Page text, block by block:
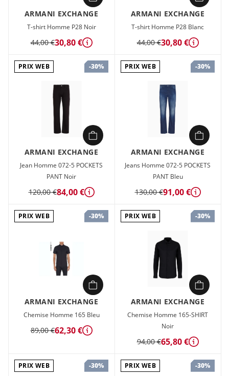
ARMANI EXCHANGE
T-shirt Homme P28 Noir
44,00 €30,80 € Détails
ARMANI EXCHANGE
T-shirt Homme P28 Blanc
44,00 €30,80 € Détails
PRIX WEB -30%
ARMANI EXCHANGE
Jean Homme 072-5 POCKETS
PANT Noir
120,00 €84,00 € Détails
PRIX WEB -30%
ARMANI EXCHANGE
Jeans Homme 072-5 POCKETS
PANT Bleu
130,00 €91,00 € Détails
PRIX WEB -30%
ARMANI EXCHANGE
Chemise Homme 165 Bleu
89,00 €62,30 € Détails
PRIX WEB -30%
ARMANI EXCHANGE
Chemise Homme 165-SHIRT
Noir
94,00 €65,80 € Détails
PRIX WEB -30% PRIX WEB -30%